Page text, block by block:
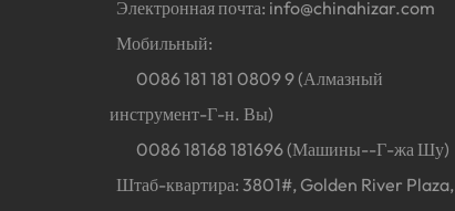
Электронная почта: info@chinahizar.com
Мобильный:
0086 181 181 0809 9 (Алмазный
инструмент-Г-н. Вы)
0086 18168 181696 (Машины--Г-жа Шу)
Штаб-квартира: 3801#, Golden River Plaza,